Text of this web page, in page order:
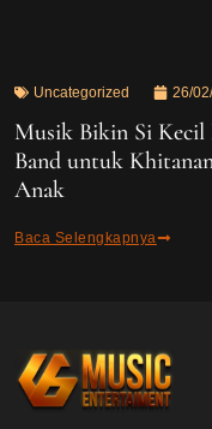
Uncategorized 26/
Musik Bikin Si Kecil
Band untuk
Anak
Baca Selengkapnya